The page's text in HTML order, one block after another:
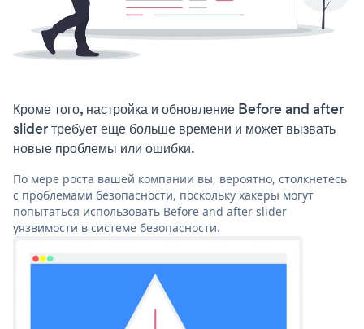
Кроме того, настройка и обновление Before and after
slider требует еще больше времени и может вызвать
новые проблемы или ошибки.
По мере роста вашей компании вы, вероятно, столкнетесь
с проблемами безопасности, поскольку хакеры могут
попытаться использовать Before and after slider
уязвимости в системе безопасности.